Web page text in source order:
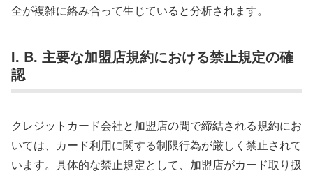
全が複雑に絡み合って生じていると分析されます。
I. B. 主要な加盟店規約における禁止規定の確
認
クレジットカード会社と加盟店の間で締結される規約にお
いては、カード利用に関する制限行為が厳しく禁止されて
います。具体的な禁止規定として、加盟店がカード取り扱